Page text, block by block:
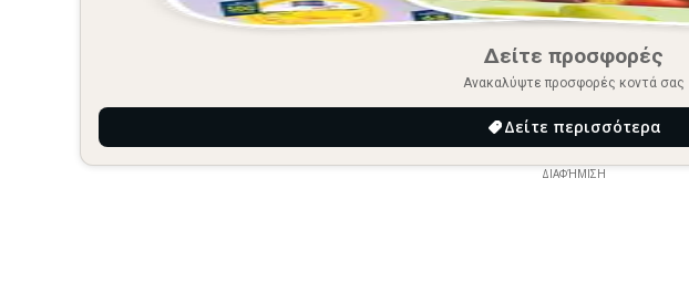
Δείτε προσφορές
Ανακαλύψτε προσφορές κοντά σας
Δείτε περισσότερα
ΔΙΑΦΉΜΙΣΗ